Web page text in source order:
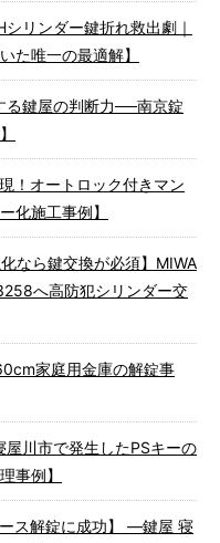
リンダー鍵折れ救出劇｜
た唯一の最適解】
る鍵屋の判断力──南京錠
！オートロック付きマン
化施工事例】
なら鍵交換が必須】MIWA
へ高防犯シリンダー交
家庭用金庫の解錠事
屋川市で発生したPSキーの
事例】
ス解錠に成功】 ―鍵屋 寝